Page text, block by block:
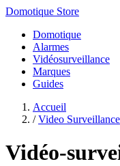
Domotique Store
Domotique
Alarmes
Vidéosurveillance
Marques
Guides
Accueil
/ Video Surveillance
Vidéo-